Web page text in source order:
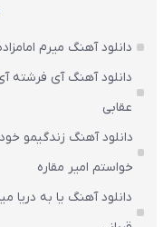
دانلود آهنگ میرم
دانلود آهنگ آی فرشته
عقابی
دانلود آهنگ زندگیمو
خواستم امیر مقاره
دانلود آهنگ یا به دریا